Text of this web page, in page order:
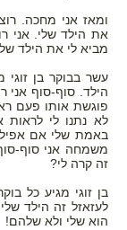
ומאז אני מחכה.
את הילד שלי. אני
מביא לי את הילד
עשר בבוקר בן
הילד. סוף-סוף אני
לא נתנו לי לראות
באמת שלי אם
משמחה אני סוף-
זה קרה לי?
בן זוגי מגיע כל
לעזאזל זה הילד
הוא שלי ולא שלהם!